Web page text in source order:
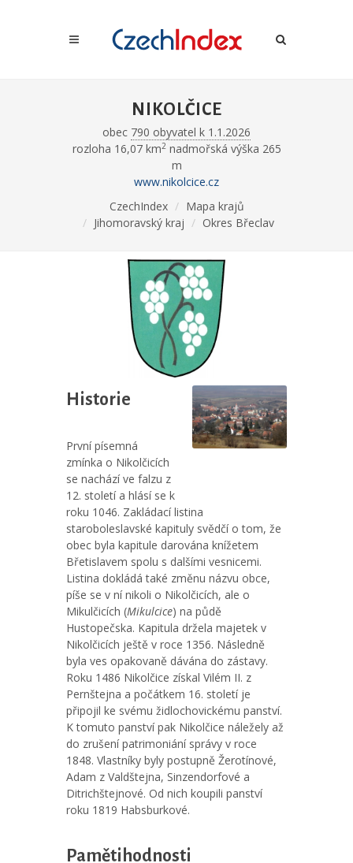
NIKOLČICE
obec 790 obyvatel k 1.1.2026
rozloha 16,07 km2nadmořská výška 265
m
www.nikolcice.cz
CzechIndex
Mapa krajů
Jihomoravský kraj
Okres Břeclav
Historie
První písemná
zmínka o Nikolčicích
se nachází ve falzu z
12. století a hlásí se k
roku 1046. Zakládací listina
staroboleslavské kapituly svědčí o tom, že
obec byla kapitule darována knížetem
Břetislavem spolu s dalšími vesnicemi.
Listina dokládá také změnu názvu obce,
píše se v ní nikoli o Nikolčicích, ale o
Mikulčicích (Mikulcice) na půdě
Hustopečska. Kapitula držela majetek v
Nikolčicích ještě v roce 1356. Následně
byla ves opakovaně dávána do zástavy.
Roku 1486 Nikolčice získal Vilém II. z
Pernštejna a počátkem 16. století je
připojil ke svému židlochovickému panství.
K tomuto panství pak Nikolčice náležely až
do zrušení patrimoniání správy v roce
1848. Vlastníky byly postupně Žerotínové,
Adam z Valdštejna, Sinzendorfové a
Ditrichštejnové. Od nich koupili panství
roku 1819 Habsburkové.
Pamětihodnosti